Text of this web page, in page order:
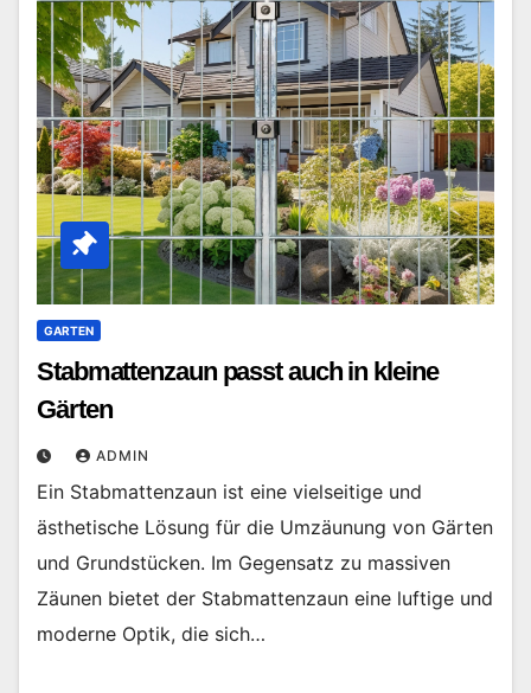
GARTEN
Stabmattenzaun passt auch in kleine
Gärten
ADMIN
Ein Stabmattenzaun ist eine vielseitige und
ästhetische Lösung für die Umzäunung von Gärten
und Grundstücken. Im Gegensatz zu massiven
Zäunen bietet der Stabmattenzaun eine luftige und
moderne Optik, die sich…